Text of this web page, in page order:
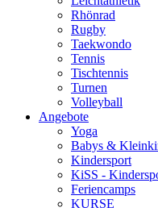
Rhönrad
Rugby
Taekwondo
Tennis
Tischtennis
Turnen
Volleyball
Angebote
Yoga
Babys &
Kindersport
KiSS -
Feriencamps
KURSE